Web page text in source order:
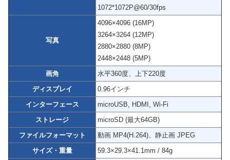
1072*1072P@60/30fps
写真
4096×4096 (16MP)
3264×3264 (12MP)
2880×2880 (8MP)
2448×2448 (5MP)
画角
水平360度、上下220度
ディスプレイ
0.96インチ
インターフェース
microUSB, HDMI, Wi-Fi
ストレージ
microSD (最大64GB)
ファイルフォーマット
動画 MP4(H.264)、静止画 JPEG
サイズ・重量
59.3×29.3×41.1mm / 84g